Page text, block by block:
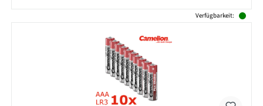
Verfügbarkeit: